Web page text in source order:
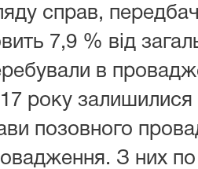
справ,
7,9 % від
в
року
позовного
З них